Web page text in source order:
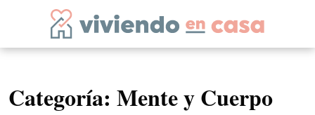
Categoría: Mente y Cuerpo